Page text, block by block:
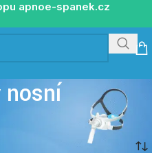
apnoe-spanek.cz
nosní
Zobrazeno 6 položek